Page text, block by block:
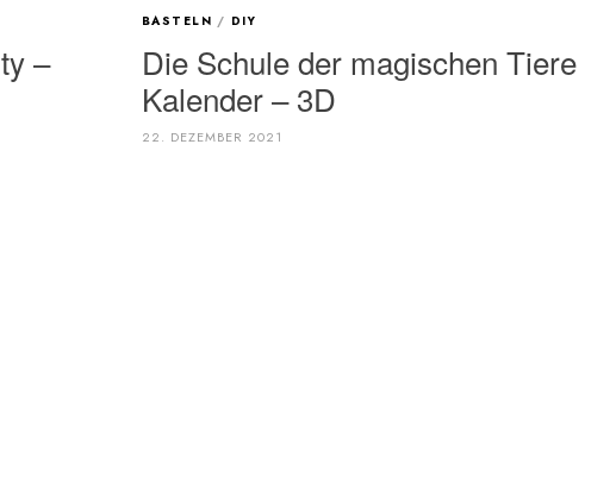
–
BASTELN / DIY
Die Schule der magischen Tiere
Kalender – 3D
22. DEZEMBER 2021